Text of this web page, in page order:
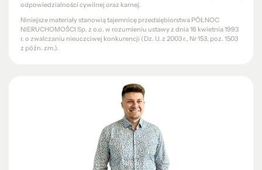
odpowiedzialności cywilnej oraz karnej.
Niniejsze materiały stanowią tajemnicę przedsiębiorstwa PÓŁNOC
NIERUCHOMOŚCI Sp. z o.o. w rozumieniu ustawy z dnia 16 kwietnia 1993
r. o zwalczaniu nieuczciwej konkurencji (Dz. U. z 2003 r., Nr 153, poz. 1503
z późn. zm.).